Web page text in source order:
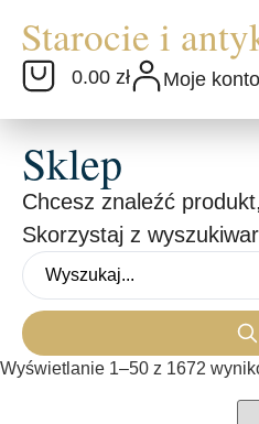
0.00 zł Moje konto
Sklep
Chcesz znaleźć
Skorzystaj z
Wyświetlanie 1–50 z 1672